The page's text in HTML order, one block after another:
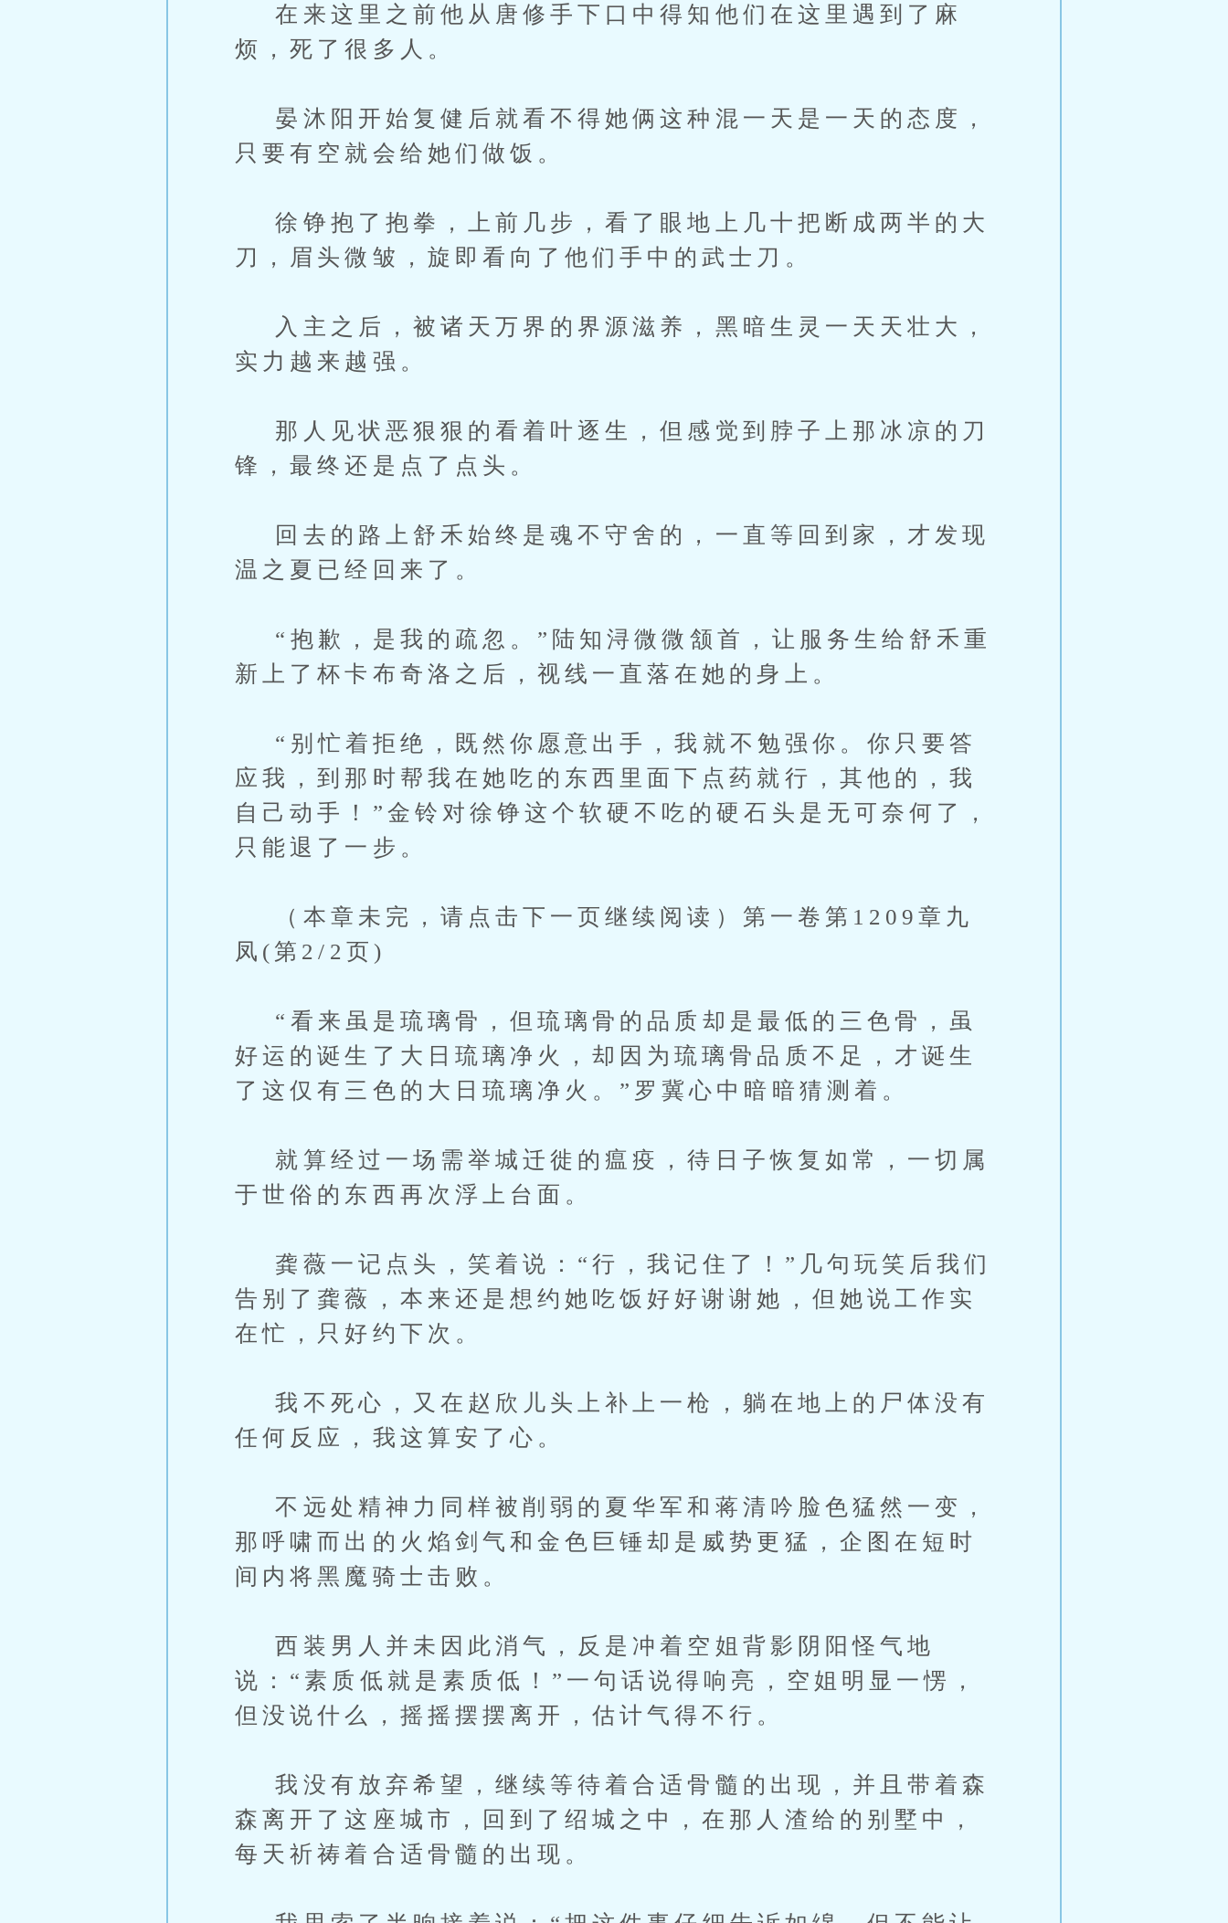
在来这里之前他从唐修手下口中得知他们在这里遇到了麻
烦，死了很多人。
晏沐阳开始复健后就看不得她俩这种混一天是一天的态度，
只要有空就会给她们做饭。
徐铮抱了抱拳，上前几步，看了眼地上几十把断成两半的大
刀，眉头微皱，旋即看向了他们手中的武士刀。
入主之后，被诸天万界的界源滋养，黑暗生灵一天天壮大，
实力越来越强。
那人见状恶狠狠的看着叶逐生，但感觉到脖子上那冰凉的刀
锋，最终还是点了点头。
回去的路上舒禾始终是魂不守舍的，一直等回到家，才发现
温之夏已经回来了。
“抱歉，是我的疏忽。”陆知浔微微颔首，让服务生给舒禾重
新上了杯卡布奇洛之后，视线一直落在她的身上。
“别忙着拒绝，既然你愿意出手，我就不勉强你。你只要答
应我，到那时帮我在她吃的东西里面下点药就行，其他的，我
自己动手！”金铃对徐铮这个软硬不吃的硬石头是无可奈何了，
只能退了一步。
（本章未完，请点击下一页继续阅读）第一卷第1209章九
凤(第2/2页)
“看来虽是琉璃骨，但琉璃骨的品质却是最低的三色骨，虽
好运的诞生了大日琉璃净火，却因为琉璃骨品质不足，才诞生
了这仅有三色的大日琉璃净火。”罗冀心中暗暗猜测着。
就算经过一场需举城迁徙的瘟疫，待日子恢复如常，一切属
于世俗的东西再次浮上台面。
龚薇一记点头，笑着说：“行，我记住了！”几句玩笑后我们
告别了龚薇，本来还是想约她吃饭好好谢谢她，但她说工作实
在忙，只好约下次。
我不死心，又在赵欣儿头上补上一枪，躺在地上的尸体没有
任何反应，我这算安了心。
不远处精神力同样被削弱的夏华军和蒋清吟脸色猛然一变，
那呼啸而出的火焰剑气和金色巨锤却是威势更猛，企图在短时
间内将黑魔骑士击败。
西装男人并未因此消气，反是冲着空姐背影阴阳怪气地
说：“素质低就是素质低！”一句话说得响亮，空姐明显一愣，
但没说什么，摇摇摆摆离开，估计气得不行。
我没有放弃希望，继续等待着合适骨髓的出现，并且带着森
森离开了这座城市，回到了绍城之中，在那人渣给的别墅中，
每天祈祷着合适骨髓的出现。